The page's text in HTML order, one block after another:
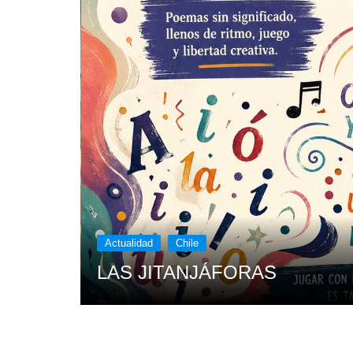
Actualidad Chile
LAS JITANJÁFORAS